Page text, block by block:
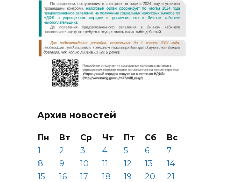
Архив новостей
Пн Вт Ср Чт Пт Сб
Вс
1
2 3 4 5 6
7
8
9 10 11 12 13
14
15
16 17 18 19 20
21